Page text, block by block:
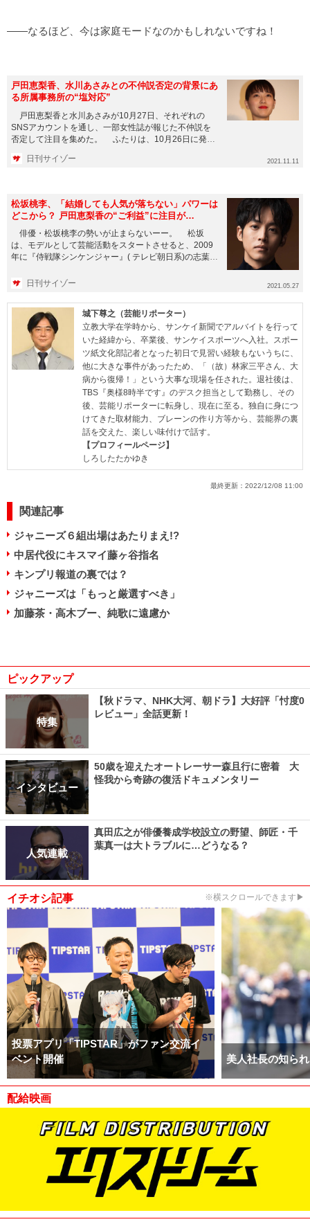
――なるほど、今は家庭モードなのかもしれないですね！
戸田恵梨香、水川あさみとの不仲説否定の背景にあ
る所属事務所の“塩対応”
戸田恵梨香と水川あさみが10月27日、それぞれの
SNSアカウントを通し、一部女性誌が報じた不仲説を
否定して注目を集めた。 ふたりは、10月26日に発売
日刊サイゾー 2021.11.11
松坂桃李、「結婚しても人気が落ちない」パワーは
どこから？ 戸田恵梨香の“ご利益”に注目が…
俳優・松坂桃李の勢いが止まらないーー。 松坂
は、モデルとして芸能活動をスタートさせると、2009
年に『侍戦隊シンケンジャー』( テレビ朝日系)の志葉丈
日刊サイゾー 2021.05.27
城下尊之（芸能リポーター）
立教大学在学時から、サンケイ新聞でアルバイトを行って
いた経緯から、卒業後、サンケイスポーツへ入社。スポー
ツ紙文化部記者となった初日で見習い経験もないうちに、
他に大きな事件があったため、「（故）林家三平さん、大
病から復帰！」という大事な現場を任された。退社後は、
TBS『奥様8時半です』のデスク担当として勤務し、その
後、芸能リポーターに転身し、現在に至る。独自に身につ
けてきた取材能力、ブレーンの作り方等から、芸能界の裏
話を交えた、楽しい味付けで話す。
【プロフィールページ】
しろしたたかゆき
最終更新： 2022/12/08 11:00
関連記事
ジャニーズ６組出場はあたりまえ!?
中居代役にキスマイ藤ヶ谷指名
キンプリ報道の裏では？
ジャニーズは「もっと厳選すべき」
加藤茶・高木ブー、純歌に遠慮か
ピックアップ
特集
【秋ドラマ、NHK大河、朝ドラ】大好評「忖度0
レビュー」全話更新！
インタビュー
50歳を迎えたオートレーサー森且行に密着 大
怪我から奇跡の復活ドキュメンタリー
人気連載
真田広之が俳優養成学校設立の野望、師匠・千
葉真一は大トラブルに…どうなる？
イチオシ記事 ※横スクロールできます▶
投票アプリ「TIPSTAR」がファン交流イ
ベント開催
美人社長の知ら
配給映画